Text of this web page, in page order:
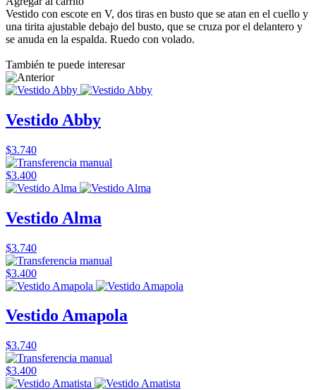
Vestido con escote en V, dos tiras en busto que se atan en el cuello y
una tirita ajustable debajo del busto, que se cruza por el delantero y
se anuda en la espalda. Ruedo con volado.
También te puede interesar
Vestido Abby
$3.740
$3.400
Vestido Alma
$3.740
$3.400
Vestido Amapola
$3.740
$3.400